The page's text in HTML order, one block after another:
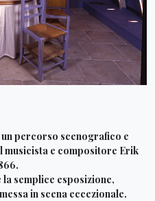
percorso scenografico e
musicista e compositore Erik
semplice esposizione,
in scena eccezionale.